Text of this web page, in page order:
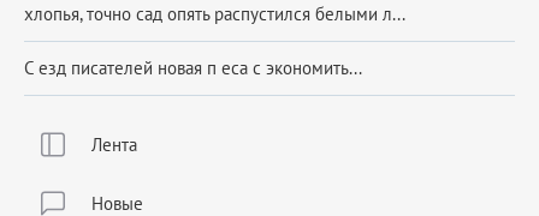
Лента
Новые
хлопья, точно сад опять распустился белыми л...
С езд писателей новая п еса с экономить...